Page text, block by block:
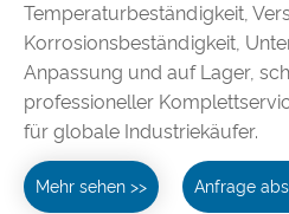
Temperaturbeständigkeit,
Korrosionsbeständigkeit,
Anpassung und auf Lager,
professioneller
für globale Industriekäufer.
Mehr sehen >> Anfrage